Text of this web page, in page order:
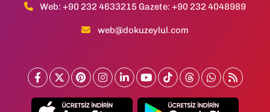
Web: +90 232 4633215 Gazete: +90 232 4048989
web@dokuzeylul.com